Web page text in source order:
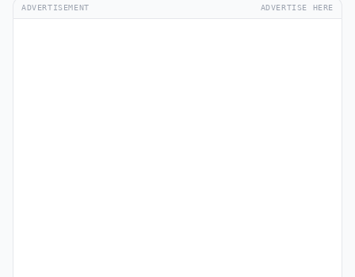
ADVERTISEMENT ADVERTISE HERE